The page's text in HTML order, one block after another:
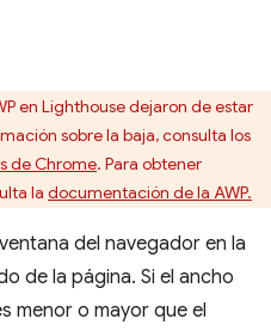
en Lighthouse dejaron de estar
sobre la baja, consulta los
de Chrome. Para obtener
la documentación de la AWP.
del navegador en la
de la página. Si el ancho
menor o mayor que el